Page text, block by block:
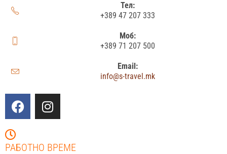
Тел:
+389 47 207 333
Моб:
+389 71 207 500
Email:
info@s-travel.mk
РАБОТНО ВРЕМЕ